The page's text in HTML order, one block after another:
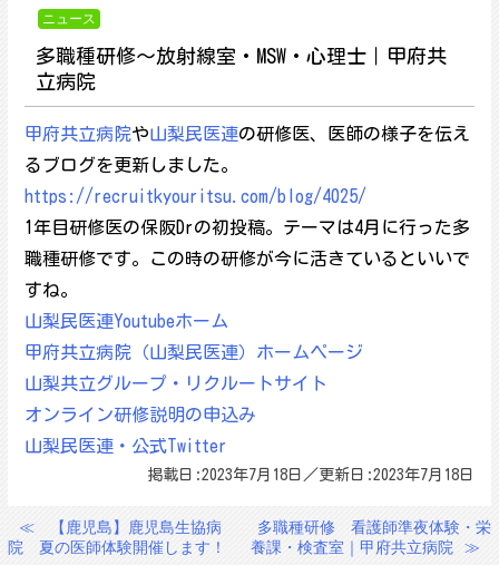
ニュース
多職種研修～放射線室・MSW・心理士｜甲府共
立病院
甲府共立病院や山梨民医連の研修医、医師の様子を伝え
るブログを更新しました。
https://recruitkyouritsu.com/blog/4025/
1年目研修医の保阪Drの初投稿。テーマは4月に行った多
職種研修です。この時の研修が今に活きているといいで
すね。
山梨民医連Youtubeホーム
甲府共立病院（山梨民医連）ホームページ
山梨共立グループ・リクルートサイト
オンライン研修説明の申込み
山梨民医連・公式Twitter
掲載日:2023年7月18日／更新日:2023年7月18日
投≪
【鹿児島】鹿児島生協病
院 夏の医師体験開催します！
多職種研修 看護師準夜体験・栄
養課・検査室｜甲府共立病院
≫